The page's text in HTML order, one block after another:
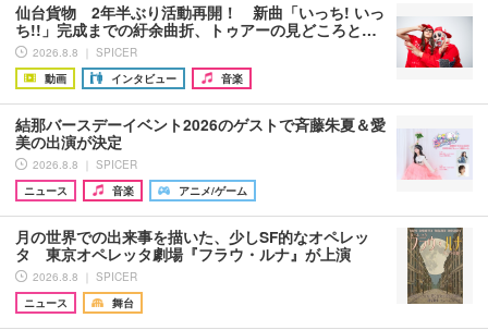
仙台貨物 2年半ぶり活動再開！ 新曲「いっち! いっ
ち!!」完成までの紆余曲折、トゥアーの見どころと…
2026.8.8 ｜ SPICER
動画
インタビュー 音楽
結那バースデーイベント2026のゲストで斉藤朱夏＆愛
美の出演が決定
2026.8.8 ｜ SPICER
ニュース
音楽 アニメ/ゲーム
月の世界での出来事を描いた、少しSF的なオペレッ
タ 東京オペレッタ劇場『フラウ・ルナ』が上演
2026.8.8 ｜ SPICER
ニュース
舞台